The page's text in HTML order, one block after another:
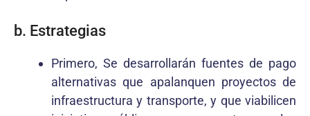
b. Estrategias
Primero, Se desarrollarán fuentes de pago
alternativas que apalanquen proyectos de
infraestructura y transporte, y que viabilicen